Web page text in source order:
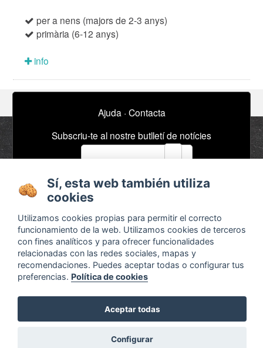
per a nens (majors de 2-3 anys)
primària (6-12 anys)
info
Ajuda · Contacta
Subscriu-te al nostre butlletí de notícies
Sobre
Termes i condicions
Configurar cookies
Agenda
Timeline
Bibliografia
Otra educación ya es
Sí, esta web también utiliza
cookies
Utilizamos cookies propias para permitir el correcto
funcionamiento de la web. Utilizamos cookies de terceros
con fines analíticos y para ofrecer funcionalidades
relacionadas con las redes sociales, mapas y
recomendaciones. Puedes aceptar todas o configurar tus
preferencias. Política de cookies
Aceptar todas
Configurar